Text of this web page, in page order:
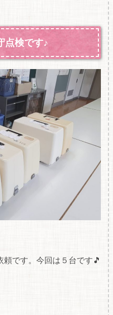
点検です♪
です。今回は５台です🎵